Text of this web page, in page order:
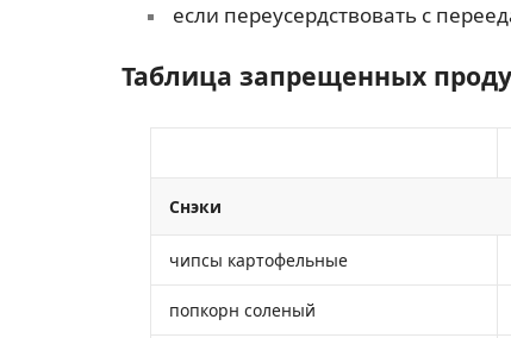
если переусердствовать с
Таблица запрещенных
Снэки
чипсы картофельные
попкорн соленый